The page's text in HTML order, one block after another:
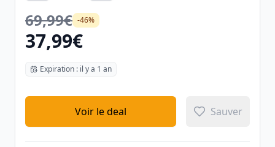
69,99€ -46%
37,99€
Expiration : il y a 1 an
Voir le deal Sauver